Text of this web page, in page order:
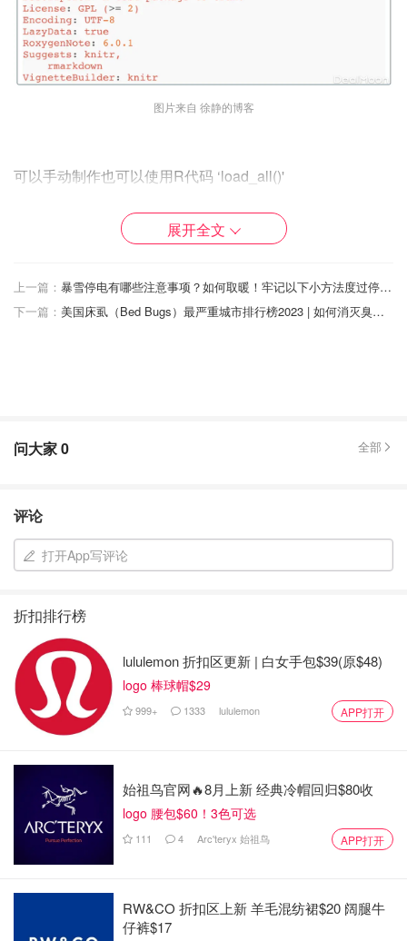
图片来自 徐静的博客
可以手动制作也可以使用R代码 ‘load_all()'
其中必须要填写的部分是 ‘Package’, ‘Version’, ‘License’,
‘Description’, ‘Title’, ‘Author’, 和 ‘Maintainer’，其他均为选
1. Package: 包的名字
4. Description: 一般用这个包的名字或者“this package”开
引号。 URL用<引用链接>
（2）Licensing
（3）Package Dependencies
这一部分需要给出我们的包需要依赖的包。包后面可以自行
选择是否添加版本信息。比如‘MASS (>= 3.1-20)’。
这一部分同样也可以给出需要依赖的R版本，比如‘R (>=
展开全文
上一篇：
暴雪停电有哪些注意事项？如何取暖！牢记以下小方法度过停电中的严冬！
下一篇：
美国床虱（Bed Bugs）最严重城市排行榜2023 | 如何消灭臭虫、除虱方法盘点
问大家0 全部
评论
打开App写评论
折扣排行榜
lululemon 折扣区更新 | 白女手包$39(原$48)
logo 棒球帽$29
999+ 1333 lululemon APP打开
始祖鸟官网🔥8月上新 经典冷帽回归$80收
logo 腰包$60！3色可选
111 4 Arc'teryx 始祖鸟 APP打开
RW&CO 折扣区上新 羊毛混纺裙$20 阔腿牛
仔裤$17